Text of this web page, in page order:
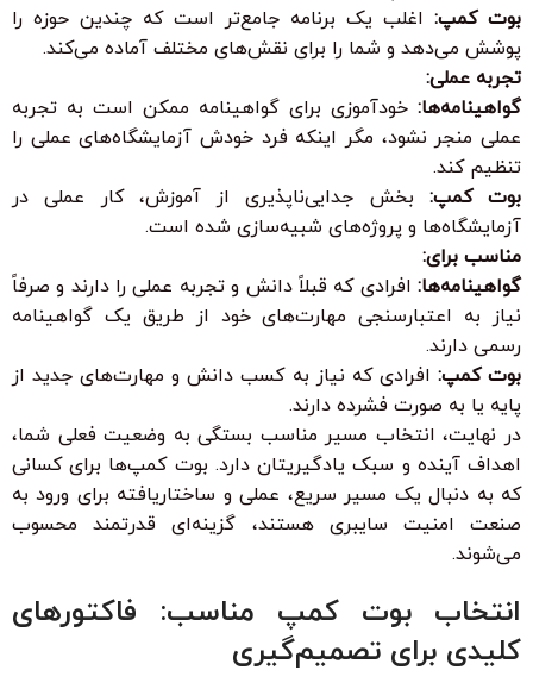
بوت کمپ: اغلب یک برنامه جامع‌تر است که چندین حوزه را
پوشش می‌دهد و شما را برای نقش‌های مختلف آماده می‌کند.
تجربه عملی:
گواهینامه‌ها: خودآموزی برای گواهینامه ممکن است به تجربه
عملی منجر نشود، مگر اینکه فرد خودش آزمایشگاه‌های عملی را
تنظیم کند.
بوت کمپ: بخش جدایی‌ناپذیری از آموزش، کار عملی در
آزمایشگاه‌ها و پروژه‌های شبیه‌سازی شده است.
مناسب برای:
گواهینامه‌ها: افرادی که قبلاً دانش و تجربه عملی را دارند و صرفاً
نیاز به اعتبارسنجی مهارت‌های خود از طریق یک گواهینامه
رسمی دارند.
بوت کمپ: افرادی که نیاز به کسب دانش و مهارت‌های جدید از
پایه یا به صورت فشرده دارند.
در نهایت، انتخاب مسیر مناسب بستگی به وضعیت فعلی شما،
اهداف آینده و سبک یادگیریتان دارد. بوت کمپ‌ها برای کسانی
که به دنبال یک مسیر سریع، عملی و ساختاریافته برای ورود به
صنعت امنیت سایبری هستند، گزینه‌ای قدرتمند محسوب
می‌شوند.
انتخاب بوت کمپ مناسب: فاکتورهای
کلیدی برای تصمیم‌گیری